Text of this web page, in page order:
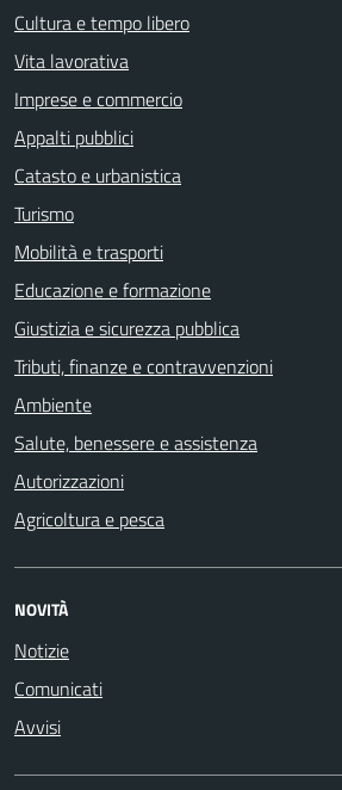
Cultura e tempo libero
Vita lavorativa
Imprese e commercio
Appalti pubblici
Catasto e urbanistica
Turismo
Mobilità e trasporti
Educazione e formazione
Giustizia e sicurezza pubblica
Tributi, finanze e contravvenzioni
Ambiente
Salute, benessere e assistenza
Autorizzazioni
Agricoltura e pesca
NOVITÀ
Notizie
Comunicati
Avvisi